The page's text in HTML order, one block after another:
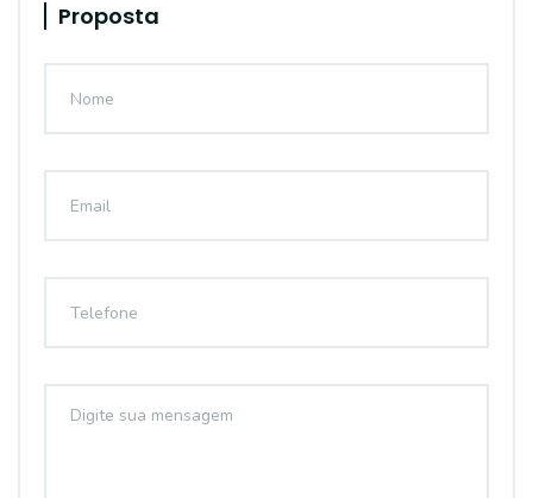
Proposta